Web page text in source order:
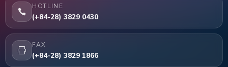
HOTLINE
(+84-28) 3829 0430
FAX
(+84-28) 3829 1866